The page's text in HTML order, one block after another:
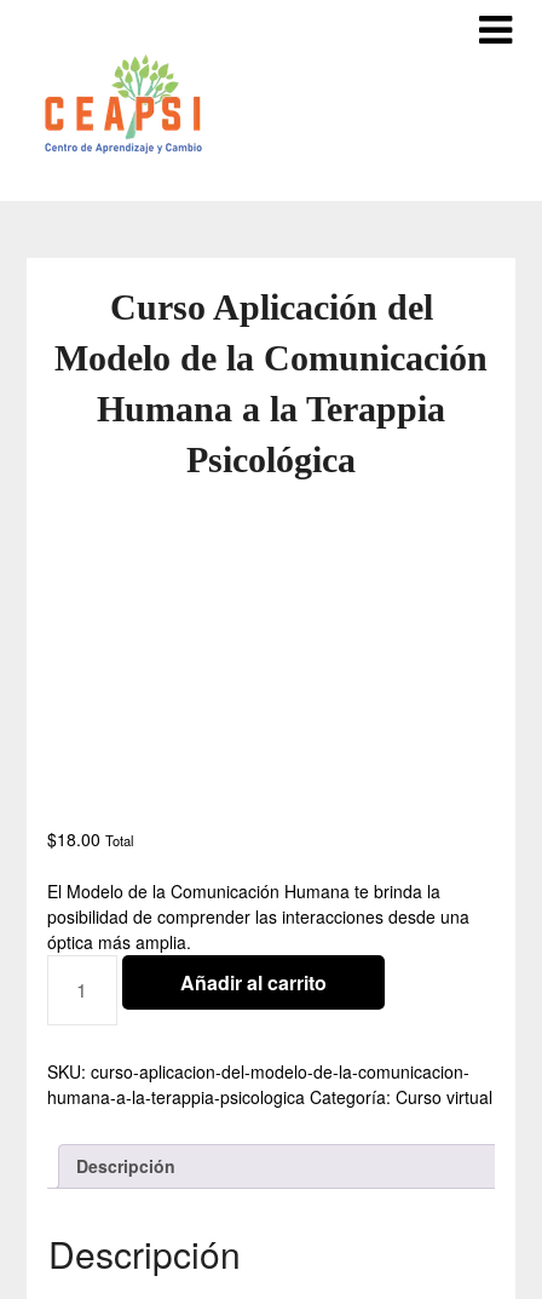
Curso Aplicación del
Modelo de la Comunicación
Humana a la Terappia
Psicológica
$18.00 Total
El Modelo de la Comunicación Humana te brinda la
posibilidad de comprender las interacciones desde una
óptica más amplia.
Añadir al carrito
SKU: curso-aplicacion-del-modelo-de-la-comunicacion-
humana-a-la-terappia-psicologica Categoría: Curso virtual
Descripción
Descripción